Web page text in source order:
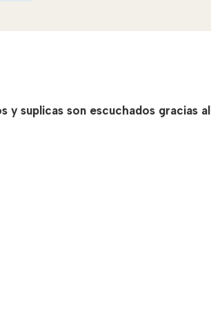
y suplicas son escuchados gracias al